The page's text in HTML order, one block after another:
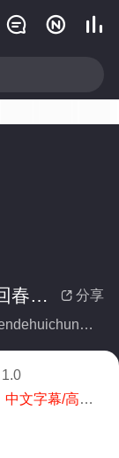
  
 分享
迷倒儿媳们的回春公公
别名：midaoerximendehuichungonggong
1.0
中文字幕/高清